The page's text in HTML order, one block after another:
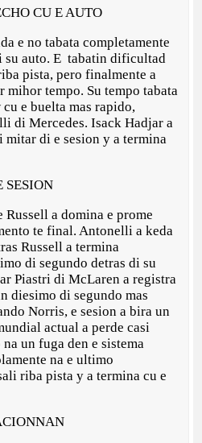
CU E AUTO
e no tabata completamente
su auto. E tabatin dificultad
pista, pero finalmente a
mihor tempo. Su tempo tabata
e buelta mas rapido,
di Mercedes. Isack Hadjar a
mitar di e sesion y a termina
SESION
a domina e prome
te final. Antonelli a keda
Russell a termina
di segundo detras di su
Piastri di McLaren a registra
diesimo di segundo mas
Norris, e sesion a bira un
actual a perde casi
un fuga den e sistema
na e ultimo
riba pista y a termina cu e